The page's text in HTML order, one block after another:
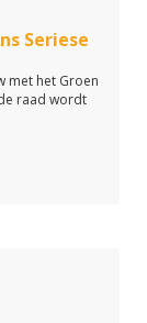
Seriese
met het Groen
raad wordt